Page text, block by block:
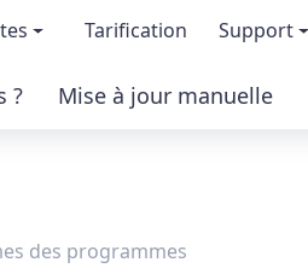
Tarification Support
? Mise à jour manuelle
des programmes